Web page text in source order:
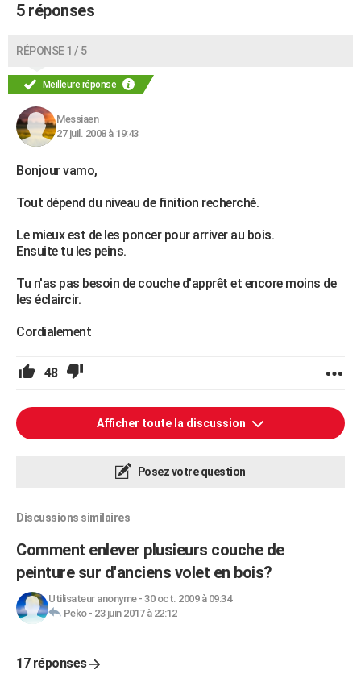
5 réponses
RÉPONSE 1 / 5
Meilleure réponse
Messiaen
27 juil. 2008 à 19:43
Bonjour vamo,
Tout dépend du niveau de finition recherché.
Le mieux est de les poncer pour arriver au bois.
Ensuite tu les peins.
Tu n'as pas besoin de couche d'apprêt et encore moins de
les éclaircir.
Cordialement
48
Afficher toute la discussion
Posez votre question
Discussions similaires
Comment enlever plusieurs couche de
peinture sur d'anciens volet en bois?
Utilisateur anonyme- 30 oct. 2009 à 09:34
Peko- 23 juin 2017 à 22:12
17 réponses